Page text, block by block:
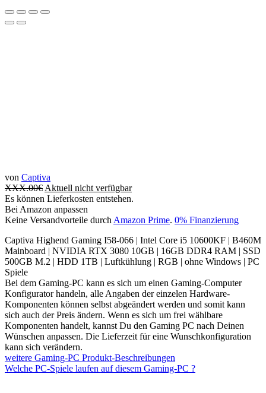
von Captiva
XXX.00€ Aktuell nicht verfügbar
Es können Lieferkosten entstehen.
Bei Amazon anpassen
Keine Versandvorteile durch Amazon Prime. 0% Finanzierung
Captiva Highend Gaming I58-066 | Intel Core i5 10600KF | B460M
Mainboard | NVIDIA RTX 3080 10GB | 16GB DDR4 RAM | SSD
500GB M.2 | HDD 1TB | Luftkühlung | RGB | ohne Windows | PC
Spiele
Bei dem Gaming-PC kann es sich um einen Gaming-Computer
Konfigurator handeln, alle Angaben der einzelen Hardware-
Komponenten können selbst abgeändert werden und somit kann
sich auch der Preis ändern. Wenn es sich um frei wählbare
Komponenten handelt, kannst Du den Gaming PC nach Deinen
Wünschen anpassen. Die Lieferzeit für eine Wunschkonfiguration
kann sich verändern.
weitere Gaming-PC Produkt-Beschreibungen
Welche PC-Spiele laufen auf diesem Gaming-PC ?